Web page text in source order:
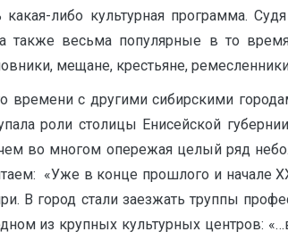
какая-либо культурная программа.
а также весьма популярные в то
мещане, крестьяне,
времени с другими сибирскими
роли столицы Енисейской
во многом опережая целый ряд
«Уже в конце прошлого и начале
В город стали заезжать труппы
из крупных культурных центров: